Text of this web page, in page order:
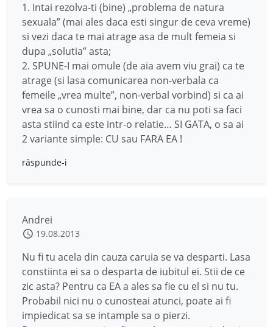
1. Intai rezolva-ti (bine) „problema de natura
sexuala” (mai ales daca esti singur de ceva vreme)
si vezi daca te mai atrage asa de mult femeia si
dupa „solutia” asta;
2. SPUNE-I mai omule (de aia avem viu grai) ca te
atrage (si lasa comunicarea non-verbala ca
femeile „vrea multe”, non-verbal vorbind) si ca ai
vrea sa o cunosti mai bine, dar ca nu poti sa faci
asta stiind ca este intr-o relatie… SI GATA, o sa ai
2 variante simple: CU sau FARA EA !
răspunde-i
Andrei
19.08.2013
Nu fi tu acela din cauza caruia se va desparti. Lasa
constiinta ei sa o desparta de iubitul ei. Stii de ce
zic asta? Pentru ca EA a ales sa fie cu el si nu tu.
Probabil nici nu o cunosteai atunci, poate ai fi
impiedicat sa se intample sa o pierzi.